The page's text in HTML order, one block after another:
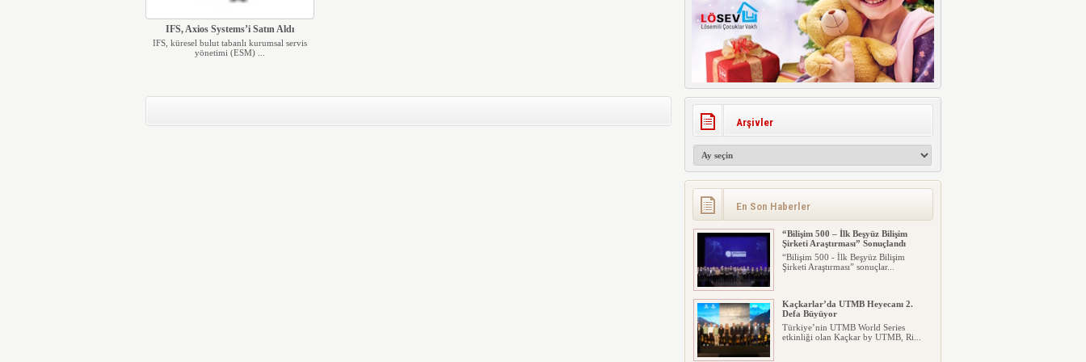
IFS, Axios Systems’i Satın Aldı
IFS, küresel bulut tabanlı kurumsal servis
yönetimi (ESM) ...
Arşivler
En Son Haberler
“Bilişim 500 – İlk Beşyüz Bilişim
Şirketi Araştırması” Sonuçlandı
“Bilişim 500 - İlk Beşyüz Bilişim
Şirketi Araştırması” sonuçlar...
Kaçkarlar’da UTMB Heyecanı 2.
Defa Büyüyor
Türkiye’nin UTMB World Series
etkinliği olan Kaçkar by UTMB, Ri...